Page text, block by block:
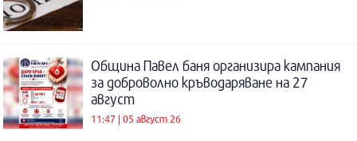
Община Павел баня организира кампания
за доброволно кръводаряване на 27
август
11:47 | 05 август 26